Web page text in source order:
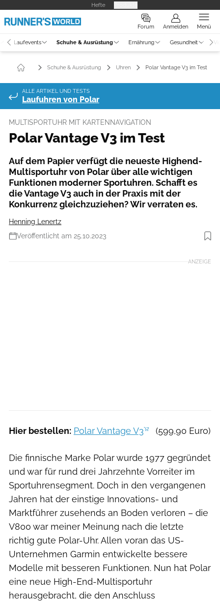
Hefte
Forum Anmelden Menü
Laufevents Schuhe & Ausrüstung Ernährung Gesundheit
Schuhe & Ausrüstung Uhren Polar Vantage V3 im Test
ALLE ARTIKEL UND TESTS
Laufuhren von Polar
MULTISPORTUHR MIT KARTENNAVIGATION
Polar Vantage V3 im Test
Auf dem Papier verfügt die neueste Highend-
Multisportuhr von Polar über alle wichtigen
Funktionen moderner Sportuhren. Schafft es
die Vantage V3 auch in der Praxis mit der
Konkurrenz gleichzuziehen? Wir verraten es.
Henning Lenertz
Veröffentlicht am 25.10.2023
Foto: RUNNER’S WORLD
ANZEIGE
Hier bestellen: Polar Vantage V3 (599,90 Euro)
Die finnische Marke Polar wurde 1977 gegründet
und war für rund drei Jahrzehnte Vorreiter im
Sportuhrensegment. Doch in den vergangenen
Jahren hat der einstige Innovations- und
Marktführer zusehends an Boden verloren – die
V800 war meiner Meinung nach die letzte
richtig gute Polar-Uhr. Allen voran das US-
Unternehmen Garmin entwickelte bessere
Modelle mit besseren Funktionen. Nun hat Polar
eine neue High-End-Multisportuhr
herausgebracht, die den Anschluss